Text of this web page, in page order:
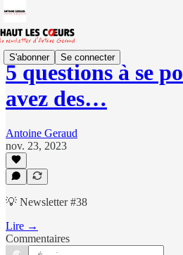
S'abonner Se connecter
5 questions à se
avez des…
Antoine Geraud
nov. 23, 2023
💡 Newsletter #38
Lire →
Commentaires